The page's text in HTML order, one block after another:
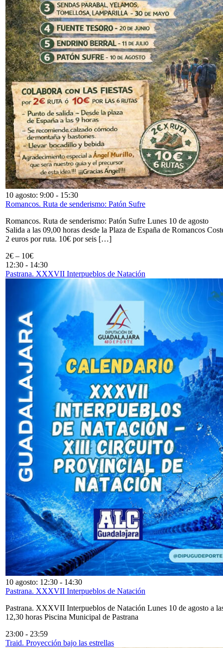
10 agosto: 9:00 - 15:30
Romancos. Ruta de senderismo: Patón Sufre
Romancos. Ruta de senderismo: Patón Sufre Lunes 10 de agosto
Salida a las 09,00 horas desde la Plaza de España de Romancos
2 euros por ruta. 10€ por seis […]
2€ – 10€
12:30 - 14:30
Pastrana. XXXVII Interpueblos de Natación
10 agosto: 12:30 - 14:30
Pastrana. XXXVII Interpueblos de Natación
Pastrana. XXXVII Interpueblos de Natación Lunes 10 de agosto a
12,30 horas Piscina Municipal de Pastrana
23:00 - 23:59
Traid. Proyección bajo las estrellas